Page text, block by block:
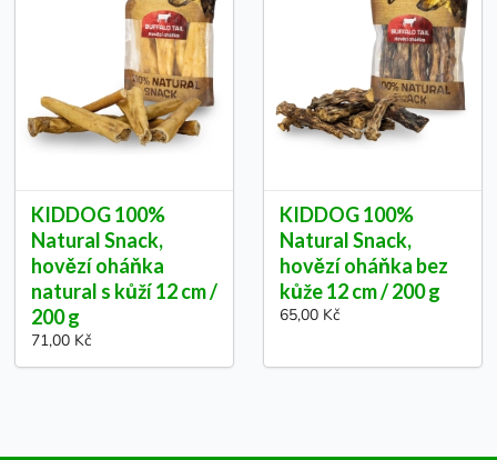
KIDDOG 100%
Natural Snack,
hovězí oháňka
natural s kůží 12 cm /
200 g
71,00 Kč
KIDDOG 100%
Natural Snack,
hovězí oháňka bez
kůže 12 cm / 200 g
65,00 Kč